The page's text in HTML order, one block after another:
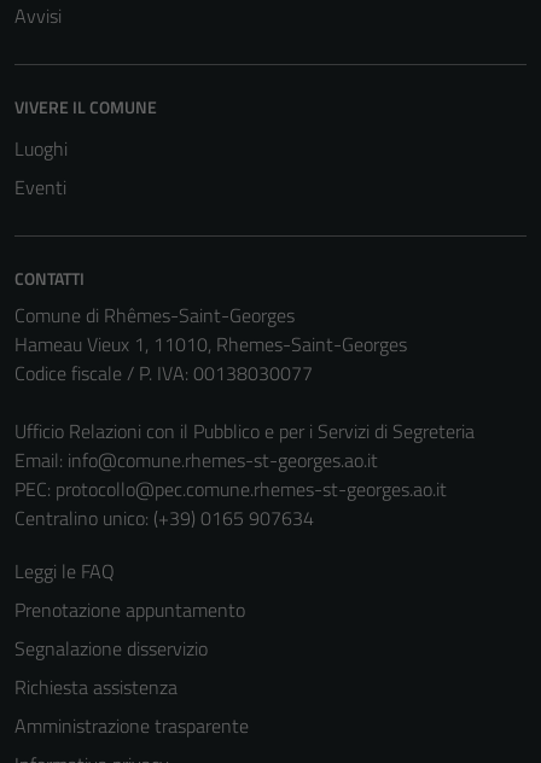
Avvisi
VIVERE IL COMUNE
Luoghi
Eventi
CONTATTI
Comune di Rhêmes-Saint-Georges
Hameau Vieux 1, 11010, Rhemes-Saint-Georges
Codice fiscale / P. IVA: 00138030077
Ufficio Relazioni con il Pubblico e per i Servizi di Segreteria
Email: info@comune.rhemes-st-georges.ao.it
PEC: protocollo@pec.comune.rhemes-st-georges.ao.it
Centralino unico: (+39) 0165 907634
Leggi le FAQ
Prenotazione appuntamento
Segnalazione disservizio
Richiesta assistenza
Amministrazione trasparente